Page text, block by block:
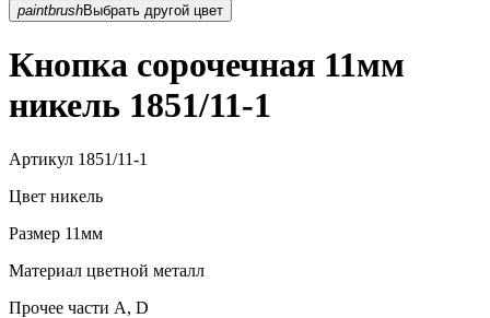
paintbrush Выбрать другой цвет
Кнопка сорочечная 11мм
никель 1851/11-1
Артикул 1851/11-1
Цвет никель
Размер 11мм
Материал цветной металл
Прочее части А, D